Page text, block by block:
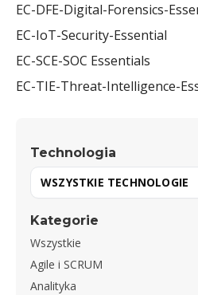
EC-DFE-Digital-Forensics-
EC-IoT-Security-Essential
EC-SCE-SOC Essentials
EC-TIE-Threat-Intelligence-
Technologia
Kategorie
Wszystkie
Agile i SCRUM
Analityka